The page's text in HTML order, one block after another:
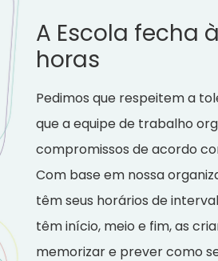
A Escola fecha
horas
Pedimos que respeitem a
que a equipe de trabalho
compromissos de acordo
Com base em nossa
têm seus horários de
têm início, meio e fim, as
memorizar e prever como